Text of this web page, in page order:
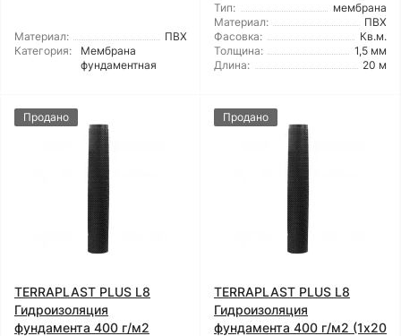
Материал:
ПВХ
Категория:
Мембрана
фундаментная
Тип:
мембрана
Материал:
ПВХ
Фасовка:
Кв.м.
Толщина:
1,5 мм
Длина:
20 м
Продано
TERRAPLAST PLUS L8
Гидроизоляция
фундамента 400 г/м2
Продано
TERRAPLAST PLUS L8
Гидроизоляция
фундамента 400 г/м2 (1x20